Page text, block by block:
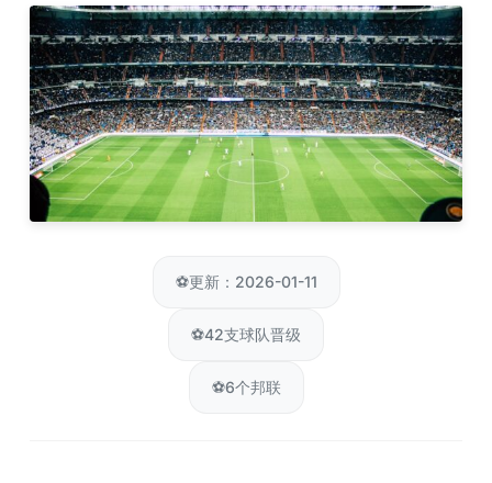
⚽更新：2026-01-11
⚽42支球队晋级
⚽6个邦联